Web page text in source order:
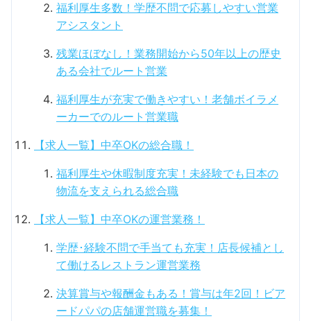
福利厚生多数！学歴不問で応募しやすい営業
アシスタント
残業ほぼなし！業務開始から50年以上の歴史
ある会社でルート営業
福利厚生が充実で働きやすい！老舗ボイラメ
ーカーでのルート営業職
【求人一覧】中卒OKの総合職！
福利厚生や休暇制度充実！未経験でも日本の
物流を支えられる総合職
【求人一覧】中卒OKの運営業務！
学歴･経験不問で手当ても充実！店長候補とし
て働けるレストラン運営業務
決算賞与や報酬金もある！賞与は年2回！ビア
ードパパの店舗運営職を募集！